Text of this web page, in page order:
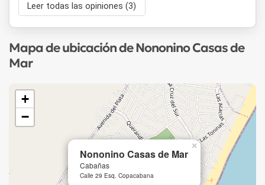
Leer todas las opiniones (3)
Mapa de ubicación de Nononino Casas de
Mar
Nononino Casas de Mar
Cabañas
Calle 29 Esq. Copacabana
×
+
−